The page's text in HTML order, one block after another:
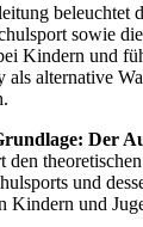
beleuchtet
sowie
Kindern und
als alternative
Der
den
und
Kindern und